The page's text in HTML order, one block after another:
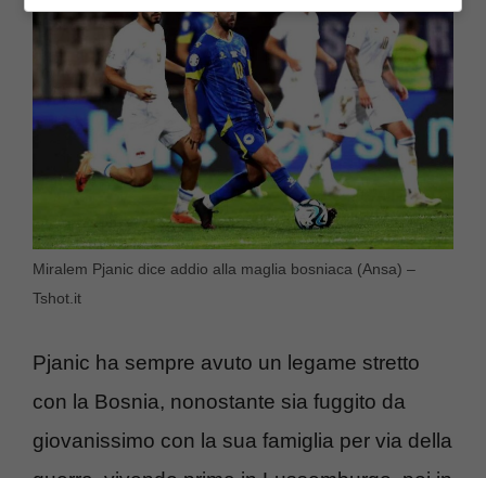
Miralem Pjanic dice addio alla maglia bosniaca (Ansa) –
Tshot.it
Pjanic ha sempre avuto un legame stretto
con la Bosnia, nonostante sia fuggito da
giovanissimo con la sua famiglia per via della